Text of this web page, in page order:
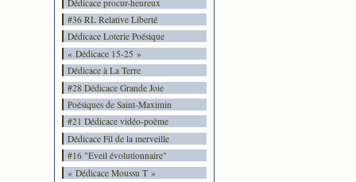
Dédicace procur-heureux
#36 RL Relative Liberté
Dédicace Loterie Poésique
« Dédicace 15-25 »
Dédicace à La Terre
#28 Dédicace Grande Joie
Poésiques de Saint-Maximin
#21 Dédicace vidéo-poème
Dédicace Fil de la merveille
#16 "Eveil évolutionnaire"
« Dédicace Moussu T »